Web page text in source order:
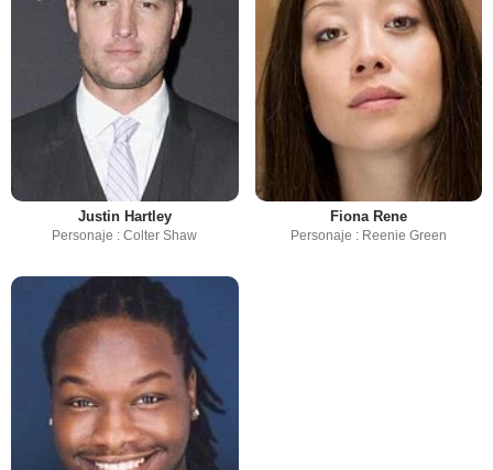
Justin Hartley
Personaje : Colter Shaw
Fiona Rene
Personaje : Reenie Green